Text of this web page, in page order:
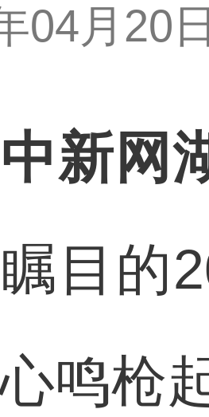
04月20
中新网
目的
鸣枪